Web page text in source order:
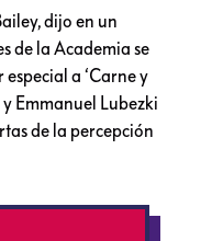
dijo en un
de la Academia se
a ‘Carne y
Emmanuel Lubezki
de la percepción